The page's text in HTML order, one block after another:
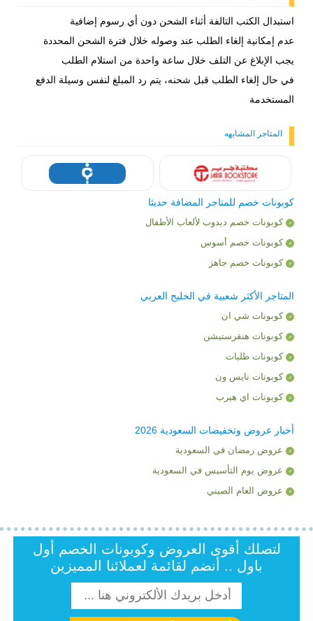
استبدال الكتب التالفة أثناء الشحن دون أي رسوم إضافية
عدم إمكانية إلغاء الطلب عند وصوله خلال فترة الشحن المحددة
يجب الإبلاغ عن التلف خلال ساعة واحدة من استلام الطلب
في حال إلغاء الطلب قبل شحنه، يتم رد المبلغ لنفس وسيلة الدفع
المستخدمة
المتاجر المشابهه
كوبونات خصم للمتاجر المضافة حديثا
كوبونات خصم دبدوب لألعاب الأطفال
كوبونات خصم أسوس
كوبونات خصم جاهز
المتاجر الأكثر شعبية في الخليج العربي
كوبونات شي ان
كوبونات هنقرستيشن
كوبونات طلبات
كوبونات نايس ون
كوبونات اي هيرب
أخبار عروض وتخفيضات السعودية 2026
عروض رمضان في السعودية
عروض يوم التأسيس في السعودية
عروض العام الصيني
لتصلك أقوى العروض وكوبونات الخصم أول
باول .. أنضم لقائمة لعملائنا المميزين